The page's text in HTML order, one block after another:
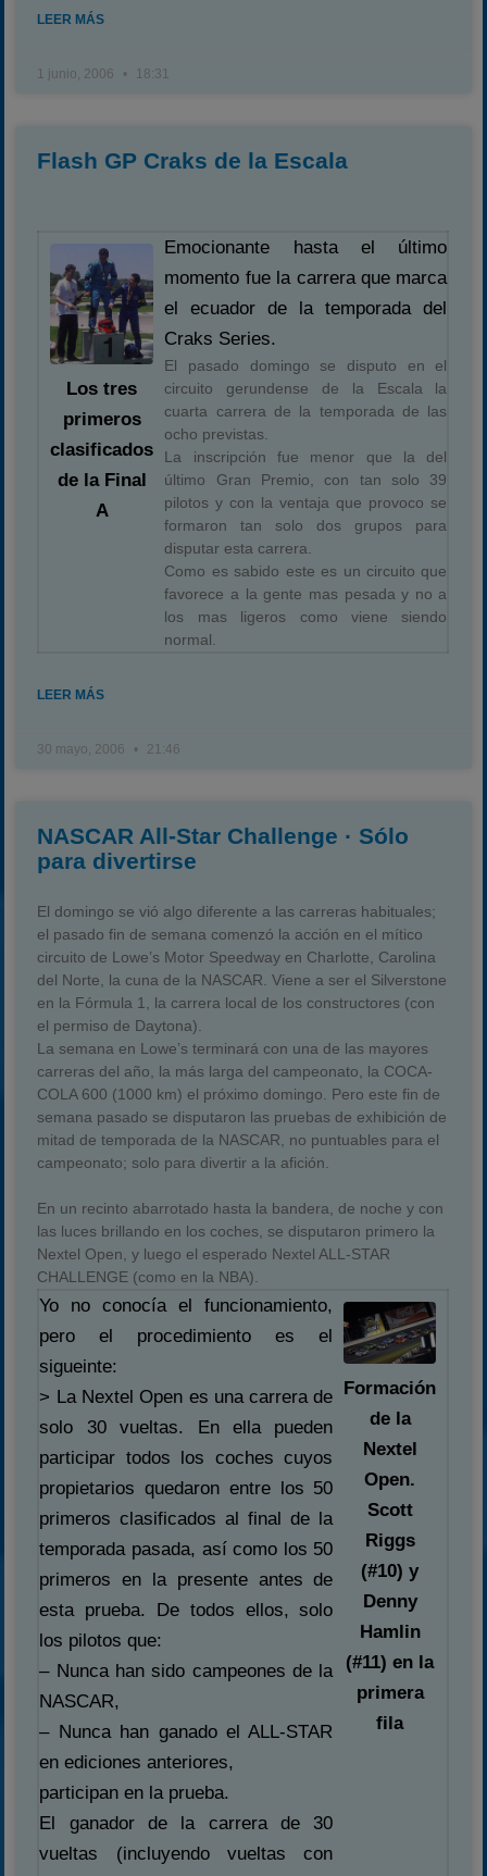
LEER MÁS
1 junio, 2006 18:31
Flash GP Craks de la Escala
Los tres
primeros
clasificados
de la Final
A
Emocionante hasta el último
momento fue la carrera que marca
el ecuador de la temporada del
Craks Series.
El pasado domingo se disputo en el
circuito gerundense de la Escala la
cuarta carrera de la temporada de las
ocho previstas.
La inscripción fue menor que la del
último Gran Premio, con tan solo 39
pilotos y con la ventaja que provoco se
formaron tan solo dos grupos para
disputar esta carrera.
Como es sabido este es un circuito que
favorece a la gente mas pesada y no a
los mas ligeros como viene siendo
normal.
LEER MÁS
30 mayo, 2006 21:46
NASCAR All-Star Challenge · Sólo
para divertirse
El domingo se vió algo diferente a las carreras habituales;
el pasado fin de semana comenzó la acción en el mítico
circuito de Lowe’s Motor Speedway en Charlotte, Carolina
del Norte, la cuna de la NASCAR. Viene a ser el Silverstone
en la Fórmula 1, la carrera local de los constructores (con
el permiso de Daytona).
La semana en Lowe’s terminará con una de las mayores
carreras del año, la más larga del campeonato, la COCA-
COLA 600 (1000 km) el próximo domingo. Pero este fin de
semana pasado se disputaron las pruebas de exhibición de
mitad de temporada de la NASCAR, no puntuables para el
campeonato; solo para divertir a la afición.
En un recinto abarrotado hasta la bandera, de noche y con
las luces brillando en los coches, se disputaron primero la
Nextel Open, y luego el esperado Nextel ALL-STAR
CHALLENGE (como en la NBA).
Yo no conocía el funcionamiento,
pero el procedimiento es el
sigueinte:
> La Nextel Open es una carrera de
solo 30 vueltas. En ella pueden
participar todos los coches cuyos
propietarios quedaron entre los 50
primeros clasificados al final de la
temporada pasada, así como los 50
primeros en la presente antes de
esta prueba. De todos ellos, solo
los pilotos que:
– Nunca han sido campeones de la
NASCAR,
– Nunca han ganado el ALL-STAR
en ediciones anteriores,
participan en la prueba.
El ganador de la carrera de 30
vueltas (incluyendo vueltas con
Formación
de la
Nextel
Open.
Scott
Riggs
(#10) y
Denny
Hamlin
(#11) en la
primera
fila